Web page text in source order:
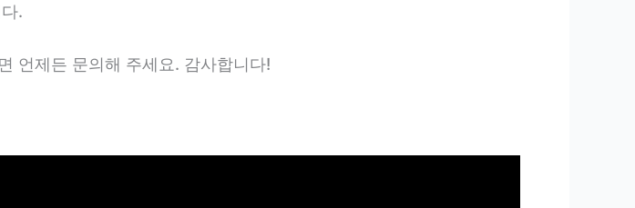
.
언제든 문의해 주세요. 감사합니다!